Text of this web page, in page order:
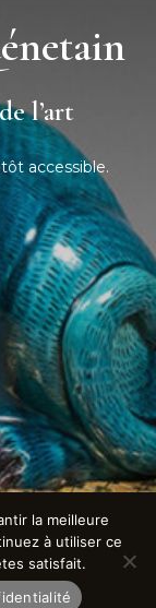
l’art
accessible.
la meilleure
à utiliser ce
satisfait.